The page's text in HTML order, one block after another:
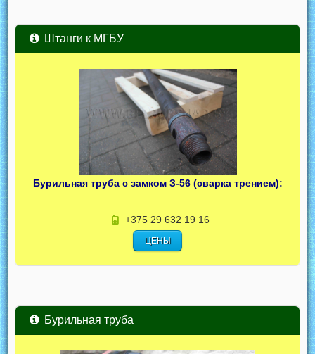
Штанги к МГБУ
Бурильная труба с замком З-56 (сварка трением):
+375 29 632 19 16
ЦЕНЫ
Бурильная труба